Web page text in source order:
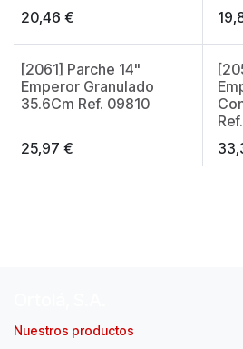
20,46 €
[2061] Parche 14"
Emperor Granulado
35.6Cm Ref. 09810
25,97 €
Nuestros productos